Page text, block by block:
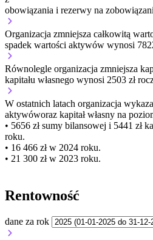
obowiązania i rezerwy na
Organizacja zmniejsza całkowitą
spadek wartości aktywów wynosi
Równolegle organizacja zmniejsza
kapitału własnego wynosi 2503 zł
W ostatnich latach organizacja
aktywóworaz kapitał własny na
• 5656 złsumy bilansowej i 5441 zł
roku.
• 16 466 złw 2024 roku.
• 21 300 złw 2023 roku.
Rentowność
dane za rok